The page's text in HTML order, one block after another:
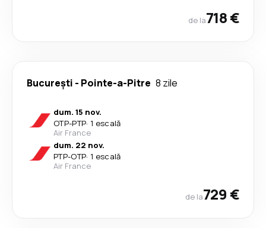
de la718 €
București - Pointe-a-Pitre 8 zile
dum. 15 nov.
OTP-PTP· 1 escală
Air France
dum. 22 nov.
PTP-OTP· 1 escală
Air France
de la729 €